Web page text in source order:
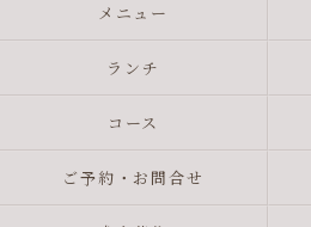
メニュー
ランチ
コース
ご予約・お問合せ